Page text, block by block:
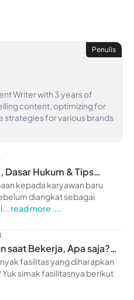
Penulis
Writer with 3 years of
content, optimizing for
strategies for various brands
Hukum & Tips
kepada karyawan baru
diangkat sebagai
read more ....
saat Bekerja, Apa saja?
fasilitas yang diharapkan
Yuk simak fasilitasnya berikut